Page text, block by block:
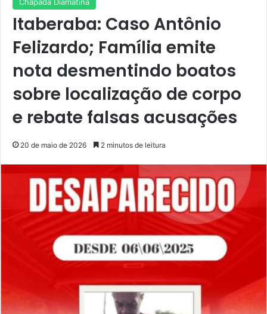
Itaberaba: Caso Antônio
Felizardo; Família emite
nota desmentindo boatos
sobre localização de corpo
e rebate falsas acusações
20 de maio de 2026 2 minutos de leitura